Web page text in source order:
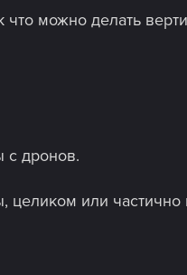
можно делать
с дронов.
целиком или